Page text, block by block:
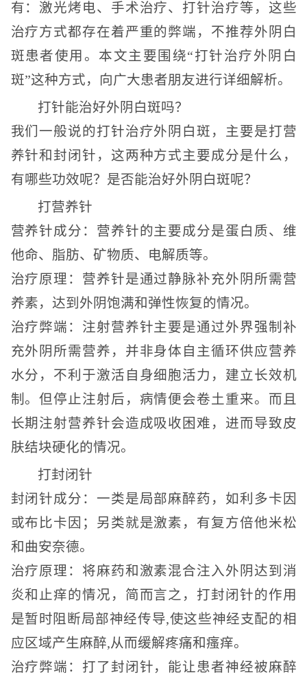
有：激光烤电、手术治疗、打针治疗等，这些
治疗方式都存在着严重的弊端，不推荐外阴白
斑患者使用。本文主要围绕“打针治疗外阴白
斑”这种方式，向广大患者朋友进行详细解析。
打针能治好外阴白斑吗？
我们一般说的打针治疗外阴白斑，主要是打营
养针和封闭针，这两种方式主要成分是什么，
有哪些功效呢？是否能治好外阴白斑呢？
打营养针
营养针成分：营养针的主要成分是蛋白质、维
他命、脂肪、矿物质、电解质等。
治疗原理：营养针是通过静脉补充外阴所需营
养素，达到外阴饱满和弹性恢复的情况。
治疗弊端：注射营养针主要是通过外界强制补
充外阴所需营养，并非身体自主循环供应营养
水分，不利于激活自身细胞活力，建立长效机
制。但停止注射后，病情便会卷土重来。而且
长期注射营养针会造成吸收困难，进而导致皮
肤结块硬化的情况。
打封闭针
封闭针成分：一类是局部麻醉药，如利多卡因
或布比卡因；另类就是激素，有复方倍他米松
和曲安奈德。
治疗原理：将麻药和激素混合注入外阴达到消
炎和止痒的情况，简而言之，打封闭针的作用
是暂时阻断局部神经传导,使这些神经支配的相
应区域产生麻醉,从而缓解疼痛和瘙痒。
治疗弊端：打了封闭针，能让患者神经被麻醉